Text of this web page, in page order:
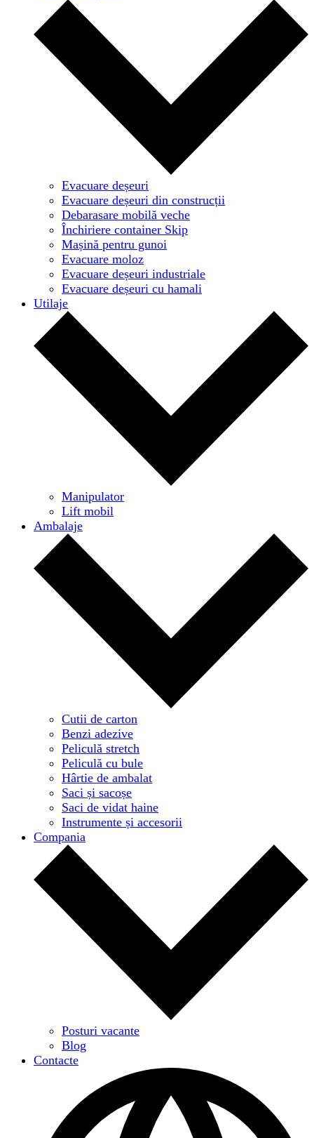
Evacuare deșeuri
Evacuare deșeuri din construcții
Debarasare mobilă veche
Închiriere container Skip
Mașină pentru gunoi
Evacuare moloz
Evacuare deșeuri industriale
Evacuare deșeuri cu hamali
Utilaje
Manipulator
Lift mobil
Ambalaje
Cutii de carton
Benzi adezive
Peliculă stretch
Peliculă cu bule
Hârtie de ambalat
Saci și sacoșe
Saci de vidat haine
Instrumente și accesorii
Compania
Posturi vacante
Blog
Contacte